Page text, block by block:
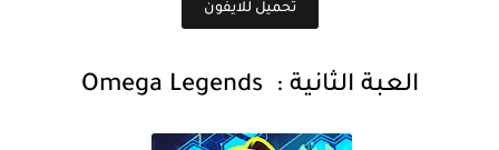
تحميل للايفون
العبة الثانية :
Omega Legends